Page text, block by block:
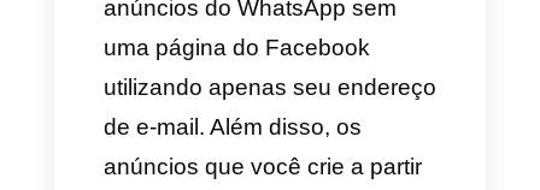
correios para depois serem
contatados via e-mail e esperar
uma resposta (a qual tem muita